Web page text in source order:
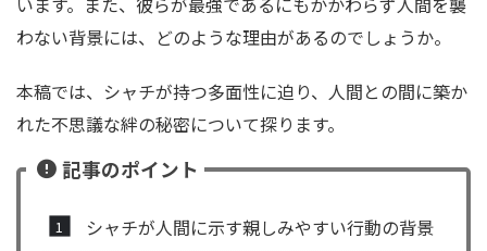
わない背景には、どのような理由があるのでしょうか。
本稿では、シャチが持つ多面性に迫り、人間との間に築か
れた不思議な絆の秘密について探ります。
記事のポイント
シャチが人間に示す親しみやすい行動の背景